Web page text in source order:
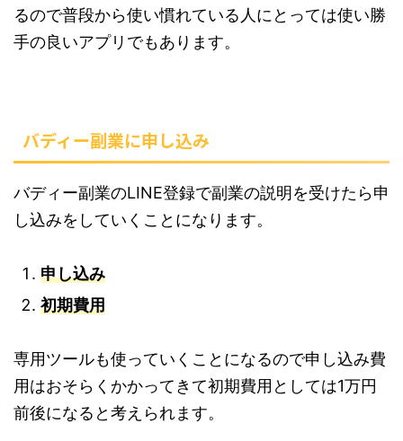
るので普段から使い慣れている人にとっては使い勝
手の良いアプリでもあります。
バディー副業に申し込み
バディー副業のLINE登録で副業の説明を受けたら申
し込みをしていくことになります。
申し込み
初期費用
専用ツールも使っていくことになるので申し込み費
用はおそらくかかってきて初期費用としては1万円
前後になると考えられます。